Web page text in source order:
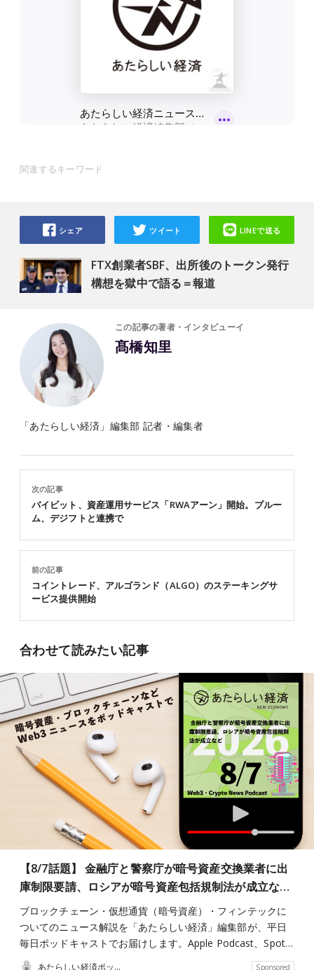
関連するキーワード
FTX創業者SBF、出所後のトークン発行
構想を獄中で語る＝報道
シェア ツイート LINEで送る
この記事の著者・インタビューイ
髙橋知里
「あたらしい経済」編集部 記者・編集者
前の記事
コイントレード、アルゴランド（ALGO）のステーキングサ
ービス提供開始
次の記事
バイビット、資産運用サービス「RWAアーン」開始。プルー
ム、デジフトと連携で
合わせて読みたい記事
【8/7話題】 金融庁と警察庁が暗号資産交換業者に出
庫制限要請、ロシアが暗号資産包括規制法が成立な…
ブロックチェーン・仮想通貨（暗号資産）・フィンテックに
ついてのニュース解説を「あたらしい経済」編集部が、平日
毎日ポッドキャストでお届けします。Apple Podcast、Spot…
あたらしい経済ポッドキャスト Sponsored